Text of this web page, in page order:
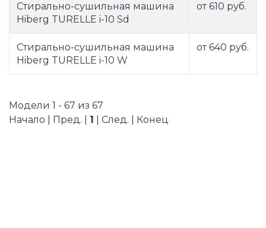
Стирально-сушильная машина
Hiberg TURELLE i-10 Sd
от 610 руб.
Стирально-сушильная машина
Hiberg TURELLE i-10 W
от 640 руб.
Модели 1 - 67 из 67
Начало | Пред. | 1 | След. | Конец